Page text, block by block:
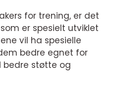
for trening, er det
er spesielt utviklet
vil ha spesielle
bedre egnet for
bedre støtte og